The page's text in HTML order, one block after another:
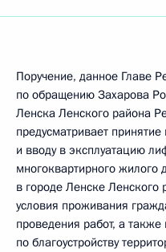
Поручение, данное Главе
по обращению Захарова
Ленска Ленского района
предусматривает
и вводу в эксплуатацию
многоквартирного жилого
в городе Ленске
условия проживания
проведения работ, а
по благоустройству